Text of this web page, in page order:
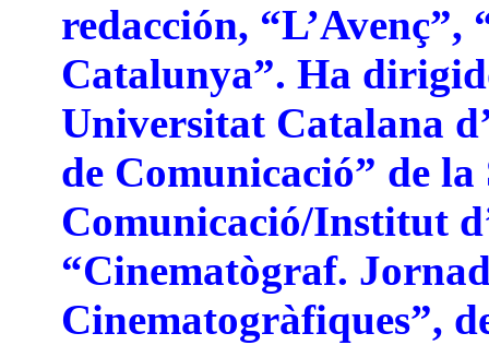
redacción,
Catalunya”. Ha
Universitat Catalana
de Comunicació” de
Comunicació/Institut
“Cinematògraf.
Cinematogràfiques”,